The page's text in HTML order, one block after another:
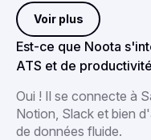
Voir plus
Est-ce que Noota
ATS et de
Oui ! Il se connecte à
Notion, Slack et bien
de données fluide.